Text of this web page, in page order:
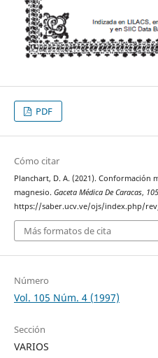
PDF
Cómo citar
Planchart, D. A. (2021). Conformación
magnesio. Gaceta Médica De Caracas, 105
https://saber.ucv.ve/ojs/index.php/
Más formatos de cita
Número
Vol. 105 Núm. 4 (1997)
Sección
VARIOS